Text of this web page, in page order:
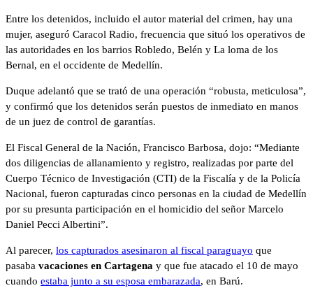
Entre los detenidos, incluido el autor material del crimen, hay una
mujer, aseguró Caracol Radio, frecuencia que situó los operativos de
las autoridades en los barrios Robledo, Belén y La loma de los
Bernal, en el occidente de Medellín.
Duque adelantó que se trató de una operación “robusta, meticulosa”,
y confirmó que los detenidos serán puestos de inmediato en manos
de un juez de control de garantías.
El Fiscal General de la Nación, Francisco Barbosa, dojo: “Mediante
dos diligencias de allanamiento y registro, realizadas por parte del
Cuerpo Técnico de Investigación (CTI) de la Fiscalía y de la Policía
Nacional, fueron capturadas cinco personas en la ciudad de Medellín
por su presunta participación en el homicidio del señor Marcelo
Daniel Pecci Albertini”.
Al parecer, los capturados asesinaron al fiscal paraguayo que
pasaba vacaciones en Cartagena y que fue atacado el 10 de mayo
cuando estaba junto a su esposa embarazada, en Barú.